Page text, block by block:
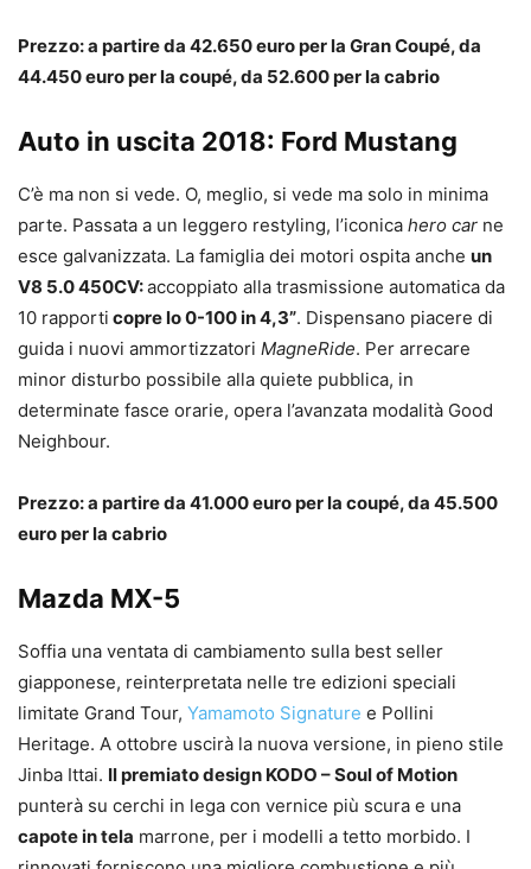
Prezzo: a partire da 42.650 euro per la Gran Coupé, da
44.450 euro per la coupé, da 52.600 per la cabrio
Auto in uscita 2018: Ford Mustang
C’è ma non si vede. O, meglio, si vede ma solo in minima
parte. Passata a un leggero restyling, l’iconica hero car ne
esce galvanizzata. La famiglia dei motori ospita anche un
V8 5.0 450CV:accoppiato alla trasmissione automatica da
10 rapporti copre lo 0-100 in 4,3”. Dispensano piacere di
guida i nuovi ammortizzatori MagneRide. Per arrecare
minor disturbo possibile alla quiete pubblica, in
determinate fasce orarie, opera l’avanzata modalità Good
Neighbour.
Prezzo: a partire da 41.000 euro per la coupé, da 45.500
euro per la cabrio
Mazda MX-5
Soffia una ventata di cambiamento sulla best seller
giapponese, reinterpretata nelle tre edizioni speciali
limitate Grand Tour, Yamamoto Signature e Pollini
Heritage. A ottobre uscirà la nuova versione, in pieno stile
Jinba Ittai. Il premiato design KODO – Soul of Motion
punterà su cerchi in lega con vernice più scura e una
capote in tela marrone, per i modelli a tetto morbido. I